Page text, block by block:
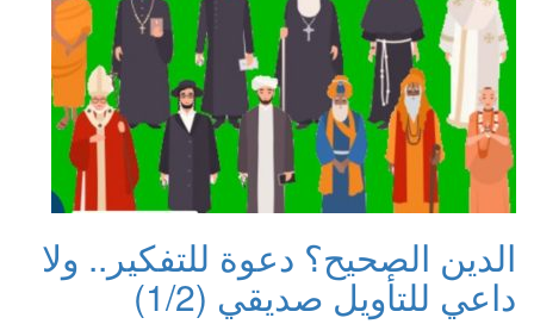
الدين الصحيح؟ دعوة للتفكير.. ولا
داعي للتأويل صديقي (1/2)